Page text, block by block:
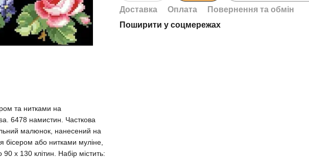
та нитками на
6478 намистин. Часткова
малюнок, нанесений на
бісером або нитками муліне,
х 130 клітин. Набір містить:
Доставка Оплата
Повернення та обмін
Поширити у соцмережах